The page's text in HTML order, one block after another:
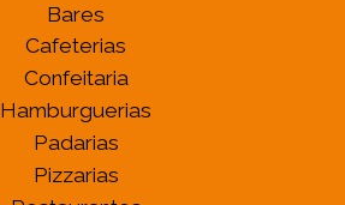
Bares
Cafeterias
Confeitaria
Hamburguerias
Padarias
Pizzarias